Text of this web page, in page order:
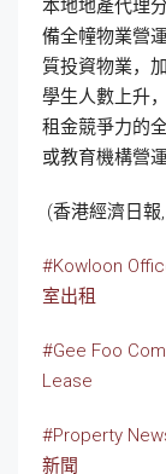
本地地產代理
備全幢物業營
質投資物業，
學生人數上升
租金競爭力的
或教育機構營
(香港經濟日報
#Kowloon
室出租
#Gee Foo
Lease
#Property
新聞